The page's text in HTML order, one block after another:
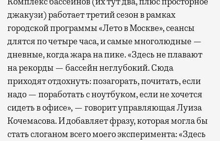
джакузи) работает третий сезон в рамках
городской программы «Лето в Москве», сеансы
длятся по четыре часа, и самые многолюдные —
дневные, когда жара на пике. «Здесь не плавают
на рекорды — бассейн неглубокий. Сюда
приходят отдохнуть: позагорать, почитать, если
надо — поработать с ноутбуком, если не хочется
сидеть в офисе», — говорит управляющая Луиза
Кочемасова. И добавляет фразу, которая могла бы
стать слоганом всего моего эксперимента: «Здесь